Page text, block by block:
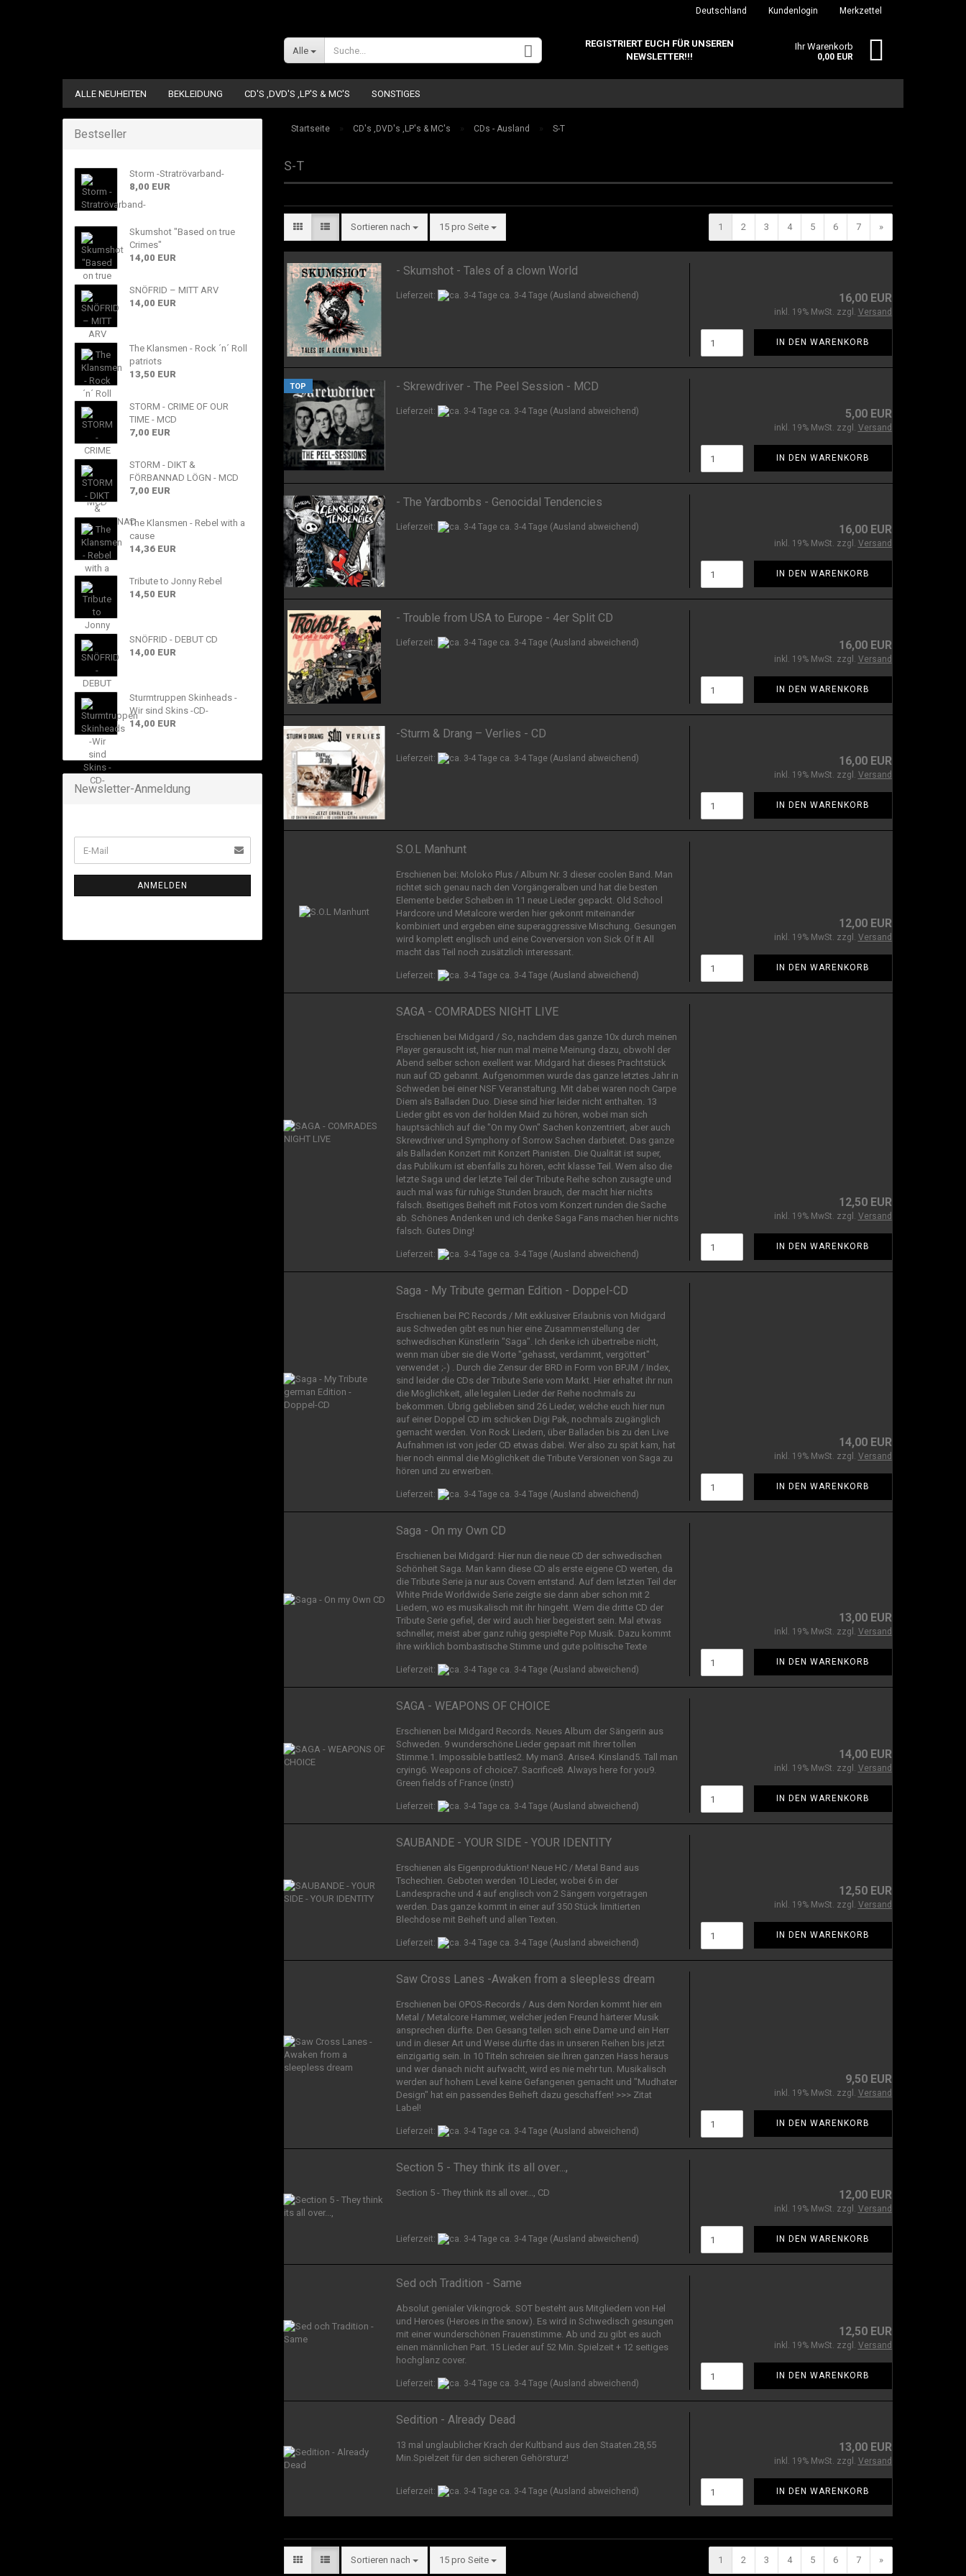
Deutschland Kundenlogin
Konto erstellen
Merkzettel
Alle
REGISTRIERT EUCH FÜR UNSEREN
NEWSLETTER!!!
Ihr Warenkorb
0,00 EUR
ALLE NEUHEITEN BEKLEIDUNG CD'S ,DVD'S ,LP'S & MC'S SONSTIGES
Startseite » CD's ,DVD's ,LP's & MC's » CDs - Ausland » S-T
S-T
Sortieren nach 15 pro Seite 1 2 3 4 5 6 7 »
- Skumshot - Tales of a clown World
Lieferzeit: ca. 3-4 Tage (Ausland abweichend) 16,00 EUR
inkl. 19% MwSt. zzgl. Versand
IN DEN WARENKORB
TOP - Skrewdriver - The Peel Session - MCD
Lieferzeit: ca. 3-4 Tage (Ausland abweichend) 5,00 EUR
inkl. 19% MwSt. zzgl. Versand
IN DEN WARENKORB
- The Yardbombs - Genocidal Tendencies
Lieferzeit: ca. 3-4 Tage (Ausland abweichend) 16,00 EUR
inkl. 19% MwSt. zzgl. Versand
IN DEN WARENKORB
- Trouble from USA to Europe - 4er Split CD
Lieferzeit: ca. 3-4 Tage (Ausland abweichend) 16,00 EUR
inkl. 19% MwSt. zzgl. Versand
IN DEN WARENKORB
-Sturm & Drang – Verlies - CD
Lieferzeit: ca. 3-4 Tage (Ausland abweichend) 16,00 EUR
inkl. 19% MwSt. zzgl. Versand
IN DEN WARENKORB
S.O.L Manhunt
Erschienen bei: Moloko Plus / Album Nr. 3 dieser coolen Band. Man
richtet sich genau nach den Vorgängeralben und hat die besten
Elemente beider Scheiben in 11 neue Lieder gepackt. Old School
Hardcore und Metalcore werden hier gekonnt miteinander
kombiniert und ergeben eine superaggressive Mischung. Gesungen
wird komplett englisch und eine Coverversion von Sick Of It All
macht das Teil noch zusätzlich interessant.
Lieferzeit: ca. 3-4 Tage (Ausland abweichend)
12,00 EUR
inkl. 19% MwSt. zzgl. Versand
IN DEN WARENKORB
SAGA - COMRADES NIGHT LIVE
Erschienen bei Midgard / So, nachdem das ganze 10x durch meinen
Player gerauscht ist, hier nun mal meine Meinung dazu, obwohl der
Abend selber schon exellent war. Midgard hat dieses Prachtstück
nun auf CD gebannt. Aufgenommen wurde das ganze letztes Jahr in
Schweden bei einer NSF Veranstaltung. Mit dabei waren noch Carpe
Diem als Balladen Duo. Diese sind hier leider nicht enthalten. 13
Lieder gibt es von der holden Maid zu hören, wobei man sich
hauptsächlich auf die "On my Own" Sachen konzentriert, aber auch
Skrewdriver und Symphony of Sorrow Sachen darbietet. Das ganze
als Balladen Konzert mit Konzert Pianisten. Die Qualität ist super,
das Publikum ist ebenfalls zu hören, echt klasse Teil. Wem also die
letzte Saga und der letzte Teil der Tribute Reihe schon zusagte und
auch mal was für ruhige Stunden brauch, der macht hier nichts
falsch. 8seitiges Beiheft mit Fotos vom Konzert runden die Sache
ab. Schönes Andenken und ich denke Saga Fans machen hier nichts
falsch. Gutes Ding!
Lieferzeit: ca. 3-4 Tage (Ausland abweichend)
12,50 EUR
inkl. 19% MwSt. zzgl. Versand
IN DEN WARENKORB
Saga - My Tribute german Edition - Doppel-CD
Erschienen bei PC Records / Mit exklusiver Erlaubnis von Midgard
aus Schweden gibt es nun hier eine Zusammenstellung der
schwedischen Künstlerin "Saga". Ich denke ich übertreibe nicht,
wenn man über sie die Worte "gehasst, verdammt, vergöttert"
verwendet ;-) . Durch die Zensur der BRD in Form von BPJM / Index,
sind leider die CDs der Tribute Serie vom Markt. Hier erhaltet ihr nun
die Möglichkeit, alle legalen Lieder der Reihe nochmals zu
bekommen. Übrig geblieben sind 26 Lieder, welche euch hier nun
auf einer Doppel CD im schicken Digi Pak, nochmals zugänglich
gemacht werden. Von Rock Liedern, über Balladen bis zu den Live
Aufnahmen ist von jeder CD etwas dabei. Wer also zu spät kam, hat
hier noch einmal die Möglichkeit die Tribute Versionen von Saga zu
hören und zu erwerben.
Lieferzeit: ca. 3-4 Tage (Ausland abweichend)
14,00 EUR
inkl. 19% MwSt. zzgl. Versand
IN DEN WARENKORB
Saga - On my Own CD
Erschienen bei Midgard: Hier nun die neue CD der schwedischen
Schönheit Saga. Man kann diese CD als erste eigene CD werten, da
die Tribute Serie ja nur aus Covern entstand. Auf dem letzten Teil der
White Pride Worldwide Serie zeigte sie dann aber schon mit 2
Liedern, wo es musikalisch mit ihr hingeht. Wem die dritte CD der
Tribute Serie gefiel, der wird auch hier begeistert sein. Mal etwas
schneller, meist aber ganz ruhig gespielte Pop Musik. Dazu kommt
ihre wirklich bombastische Stimme und gute politische Texte
Lieferzeit: ca. 3-4 Tage (Ausland abweichend)
13,00 EUR
inkl. 19% MwSt. zzgl. Versand
IN DEN WARENKORB
SAGA - WEAPONS OF CHOICE
Erschienen bei Midgard Records. Neues Album der Sängerin aus
Schweden. 9 wunderschöne Lieder gepaart mit Ihrer tollen
Stimme.1. Impossible battles2. My man3. Arise4. Kinsland5. Tall man
crying6. Weapons of choice7. Sacrifice8. Always here for you9.
Green fields of France (instr)
Lieferzeit: ca. 3-4 Tage (Ausland abweichend)
14,00 EUR
inkl. 19% MwSt. zzgl. Versand
IN DEN WARENKORB
SAUBANDE - YOUR SIDE - YOUR IDENTITY
Erschienen als Eigenproduktion! Neue HC / Metal Band aus
Tschechien. Geboten werden 10 Lieder, wobei 6 in der
Landesprache und 4 auf englisch von 2 Sängern vorgetragen
werden. Das ganze kommt in einer auf 350 Stück limitierten
Blechdose mit Beiheft und allen Texten.
Lieferzeit: ca. 3-4 Tage (Ausland abweichend)
12,50 EUR
inkl. 19% MwSt. zzgl. Versand
IN DEN WARENKORB
Saw Cross Lanes -Awaken from a sleepless dream
Erschienen bei OPOS-Records / Aus dem Norden kommt hier ein
Metal / Metalcore Hammer, welcher jeden Freund härterer Musik
ansprechen dürfte. Den Gesang teilen sich eine Dame und ein Herr
und in dieser Art und Weise dürfte das in unseren Reihen bis jetzt
einzigartig sein. In 10 Titeln schreien sie Ihren ganzen Hass heraus
und wer danach nicht aufwacht, wird es nie mehr tun. Musikalisch
werden auf hohem Level keine Gefangenen gemacht und "Mudhater
Design" hat ein passendes Beiheft dazu geschaffen! >>> Zitat
Label!
Lieferzeit: ca. 3-4 Tage (Ausland abweichend)
9,50 EUR
inkl. 19% MwSt. zzgl. Versand
IN DEN WARENKORB
Section 5 - They think its all over...,
Section 5 - They think its all over..., CD
Lieferzeit: ca. 3-4 Tage (Ausland abweichend)
12,00 EUR
inkl. 19% MwSt. zzgl. Versand
IN DEN WARENKORB
Sed och Tradition - Same
Absolut genialer Vikingrock. SOT besteht aus Mitgliedern von Hel
und Heroes (Heroes in the snow). Es wird in Schwedisch gesungen
mit einer wunderschönen Frauenstimme. Ab und zu gibt es auch
einen männlichen Part. 15 Lieder auf 52 Min. Spielzeit + 12 seitiges
hochglanz cover.
Lieferzeit: ca. 3-4 Tage (Ausland abweichend)
12,50 EUR
inkl. 19% MwSt. zzgl. Versand
IN DEN WARENKORB
Sedition - Already Dead
13 mal unglaublicher Krach der Kultband aus den Staaten.28,55
Min.Spielzeit für den sicheren Gehörsturz!
Lieferzeit: ca. 3-4 Tage (Ausland abweichend)
13,00 EUR
inkl. 19% MwSt. zzgl. Versand
IN DEN WARENKORB
Sortieren nach 15 pro Seite 1 2 3 4 5 6 7 »
Bestseller
Storm -Stratrövarband-
8,00 EUR
Skumshot "Based on true
Crimes"
14,00 EUR
SNÖFRID – MITT ARV
14,00 EUR
The Klansmen - Rock ´n´ Roll
patriots
13,50 EUR
STORM - CRIME OF OUR
TIME - MCD
7,00 EUR
STORM - DIKT &
FÖRBANNAD LÖGN - MCD
7,00 EUR
The Klansmen - Rebel with a
cause
14,36 EUR
Tribute to Jonny Rebel
14,50 EUR
SNÖFRID - DEBUT CD
14,00 EUR
Sturmtruppen Skinheads -
Wir sind Skins -CD-
14,00 EUR
Newsletter-Anmeldung
ANMELDEN